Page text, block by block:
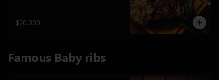
$20.000
Famous Baby ribs